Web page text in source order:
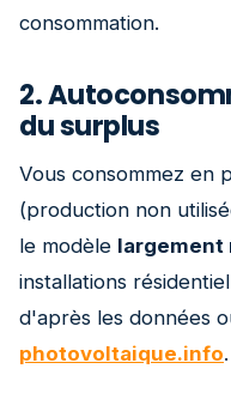
consommation.
2.
du surplus
Vous consommez en
(production non
le modèle largement
installations
d'après les données
photovoltaique.info.